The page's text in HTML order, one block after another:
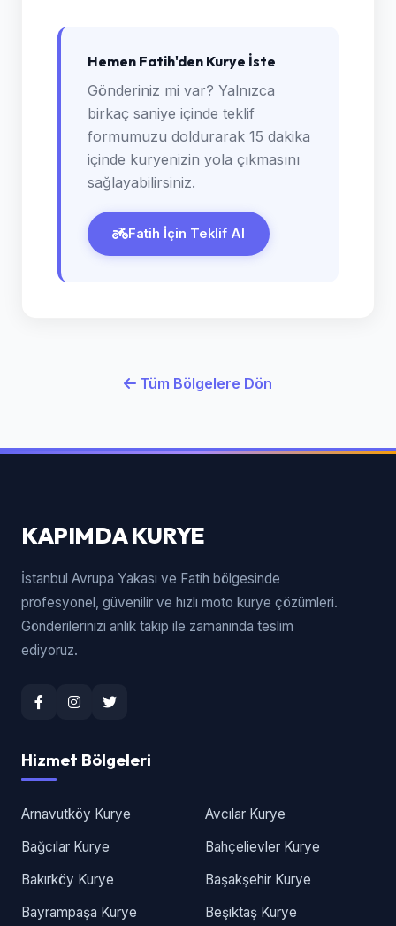
Hemen Fatih'den Kurye İste
Gönderiniz mi var? Yalnızca
birkaç saniye içinde teklif
formumuzu doldurarak 15 dakika
içinde kuryenizin yola çıkmasını
sağlayabilirsiniz.
Fatih İçin Teklif Al
Tüm Bölgelere Dön
KAPIMDA KURYE
İstanbul Avrupa Yakası ve Fatih bölgesinde
profesyonel, güvenilir ve hızlı moto kurye çözümleri.
Gönderilerinizi anlık takip ile zamanında teslim
ediyoruz.
Hizmet Bölgeleri
Arnavutköy Kurye
Avcılar Kurye
Bağcılar Kurye
Bahçelievler Kurye
Bakırköy Kurye
Başakşehir Kurye
Bayrampaşa Kurye
Beşiktaş Kurye